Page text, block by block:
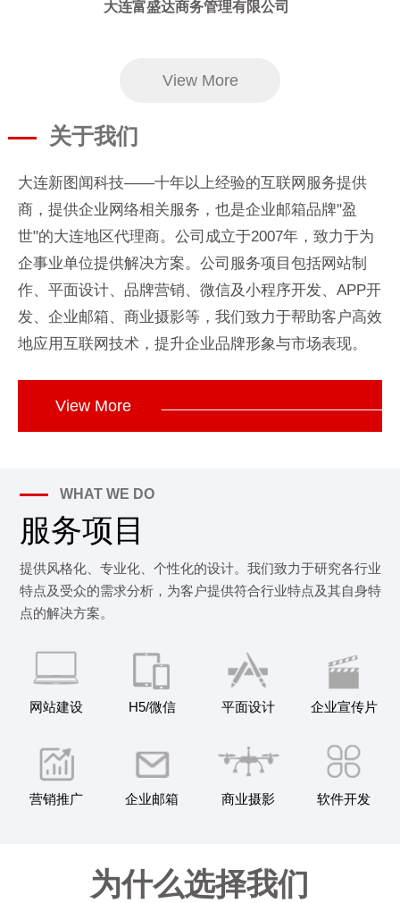
大连富盛达商务管理有限公司
View More
关于我们
大连新图闻科技——十年以上经验的互联网服务提供
商，提供企业网络相关服务，也是企业邮箱品牌"盈
世"的大连地区代理商。公司成立于2007年，致力于为
企事业单位提供解决方案。 公司服务项目包括网站制
作、平面设计、品牌营销、微信及小程序开发、APP开
发、企业邮箱、商业摄影等，我们致力于帮助客户高效
地应用互联网技术，提升企业品牌形象与市场表现。
View More
WHAT WE DO
服务项目
提供风格化、专业化、个性化的设计。我们致力于研究各行业
特点及受众的需求分析，为客户提供符合行业特点及其自身特
点的解决方案。
网站建设 H5/微信 平面设计 企业宣传片
营销推广 企业邮箱 商业摄影 软件开发
为什么选择我们